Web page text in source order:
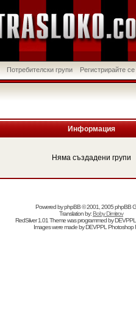
Потребителски групи Регистрирайте се
Информация
Няма създадени групи
Powered byphpBB© 2001, 2005 phpBB
Translation by:Boby Dimitrov
RedSilver 1.01 Theme was programmed byDEVPPL
Images were made byDEVPPL Photoshop